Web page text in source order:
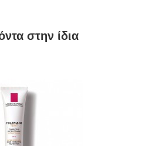
στην ίδια